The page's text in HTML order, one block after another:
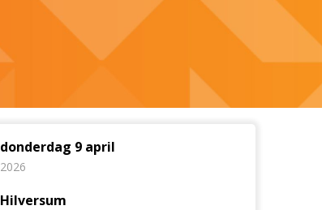
donderdag 9 april
2026
Hilversum